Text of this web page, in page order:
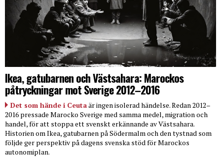
Ikea, gatubarnen och Västsahara: Marockos
påtryckningar mot Sverige 2012–2016
Det som hände i Ceutaär ingen isolerad händelse. Redan 2012–
2016 pressade Marocko Sverige med samma medel, migration och
handel, för att stoppa ett svenskt erkännande av Västsahara.
Historien om Ikea, gatubarnen på Södermalm och den tystnad som
följde ger perspektiv på dagens svenska stöd för Marockos
autonomiplan.